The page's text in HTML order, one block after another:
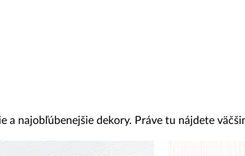
a najobľúbenejšie dekory. Práve tu nájdete